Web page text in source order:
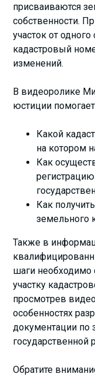
присваиваются
собственности.
участок от
кадастровый
изменений.
В видеоролике
юстиции
Какой
на котором
Как
Как
земельного
Также в
шаги необходимо
участку
просмотрев
особенностях
документации по
государственной
Обратите